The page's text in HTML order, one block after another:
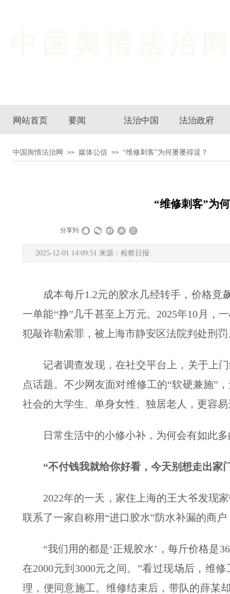
网站首页 要闻 法治中国 法治政府
中国舆情法治网 >> 媒体公信 >> “维修刺客”为何屡屡得逞？
“维修刺客”为
分享到:
2025-12-01 14:09:51 来源：检察日报
成本每斤1.2元的胶水几经转手，价格竟
一单能“挣”几千甚至上万元。2025年10月，
犯敲诈勒索罪，被上海市静安区法院判处刑罚
记者调查发现，在社交平台上，关于上
点话题。不少网友面对维修工的“软硬兼施”
社会的大学生、单身女性、独居老人，更容
日常生活中的小修小补，为何会有如此
“不付钱我就给你好看，今天别想走出家
2022年的一天，家住上海的王大爷发现
联系了一家自称用“进口胶水”防水补漏的商
“我们用的都是‘正规胶水’，每斤价格是
在2000元到3000元之间。”看过现场后，维
理，便同意施工。维修结束后，带队的薛某